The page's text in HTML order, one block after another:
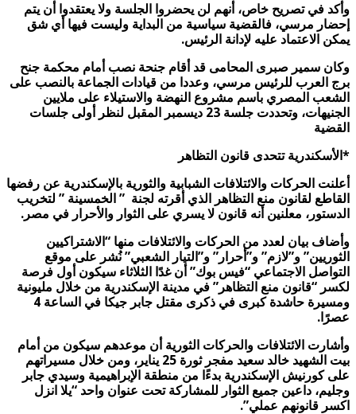
وأكد في تصريح خاص، أنهم لن يحضروا الجلسة ولا يعتقدوا أن يتم
إحضار مرسي، فالقضية سياسية من البداية وليست فيها أي شق
يمكن الاعتماد عليه لإدانة الرئيس.
وكان سمير صبرى المحامى قد أقام جنحة نصب أمام محكمة جنح
برج العرب للرئيس مرسي، وعددا من قيادات الجماعة بالنصب على
الشعب المصري باسم مشروع النهضة والاستيلاء على ملايين
الجنيهات، وتحددت جلسة 23 ديسمبر المقبل لنظر أولى جلسات
القضية
*الأسكندرية تتحدى قانون التظاهر
أعلنت الحركات والائتلافات الشبابية والثورية بالإسكندرية عن رفضها
القاطع لقانون منع التظاهر الذي أقرته لجنة ” الخمسينة ” لتخريب
الدستور، معلنين أنه قانون لا يسري على الثوار والأحرار في مصر.
وأضاف بيان لعدد من الحركات والائتلافات منها “الاشتراكيين
الثوريين” و”لازم” و”أحرار” و”التيار الشعبي” نُشر على موقع
التواصل الاجتماعي “فيس بوك” أن غدًا الثلاثاء سيكون أول فرصة
لكسر “قانون منع التظاهر” في مدينة الإسكندرية من خلال مليونية
ومسيرة حاشدة كبرى في ذكرى مقتل جابر جيكا في الساعة 4
عصرًا.
وأشارت الائتلافات والحركات الثورية أن موعدهم سيكون من أمام
بيت الشهيد خالد سعيد مفجر ثورة 25 يناير، ومن خلال مسيراتهم
على كورنيش الإسكندرية بدءًا من منطقة الإبراهيمية وسيدي جابر
وجليم، داعين جميع الثوار للمشاركة تحت عنوان واحد “يلا انزل
اكسر قانونهم عملي”.